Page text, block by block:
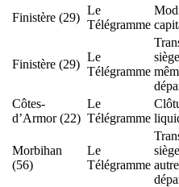
Finistère (29)
Le
Télégramme
Finistère (29)
Le
Télégramme
Côtes-
d’Armor (22)
Le
Télégramme
Morbihan
(56)
Le
Télégramme autre